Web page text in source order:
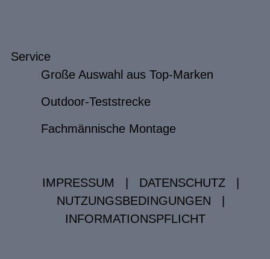
Service
Große Auswahl aus Top-Marken
Outdoor-Teststrecke
Fachmännische Montage
IMPRESSUM DATENSCHUTZ
NUTZUNGSBEDINGUNGEN
INFORMATIONSPFLICHT